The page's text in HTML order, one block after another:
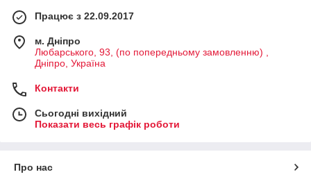
Працює з 22.09.2017
м. Дніпро
Любарського, 93, (по попередньому замовленню) ,
Дніпро, Україна
Контакти
Сьогодні вихідний
Показати весь графік роботи
Про нас